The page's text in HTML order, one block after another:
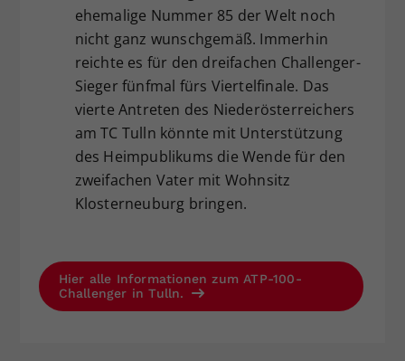
ehemalige Nummer 85 der Welt noch
nicht ganz wunschgemäß. Immerhin
reichte es für den dreifachen Challenger-
Sieger fünfmal fürs Viertelfinale. Das
vierte Antreten des Niederösterreichers
am TC Tulln könnte mit Unterstützung
des Heimpublikums die Wende für den
zweifachen Vater mit Wohnsitz
Klosterneuburg bringen.
Hier alle Informationen zum ATP-100-
Challenger in Tulln.